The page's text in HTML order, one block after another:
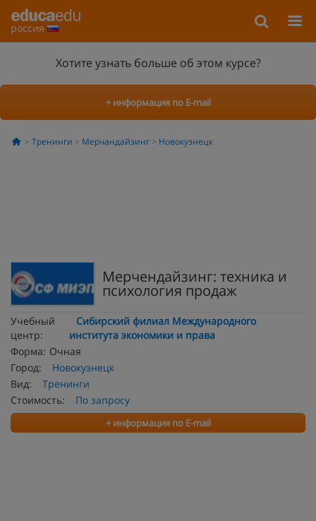
россия
Хотите узнать больше об этом курсе?
+ информация по E-mail
Тренинги Мерчандайзинг Новокузнецк
Мерчендайзинг: техника и
психология продаж
Учебный
центр:
Сибирский филиал Международного
института экономики и права
Форма: Очная
Город:
Новокузнецк
Вид:
Тренинги
Стоимость:
По запросу
+ информация по E-mail